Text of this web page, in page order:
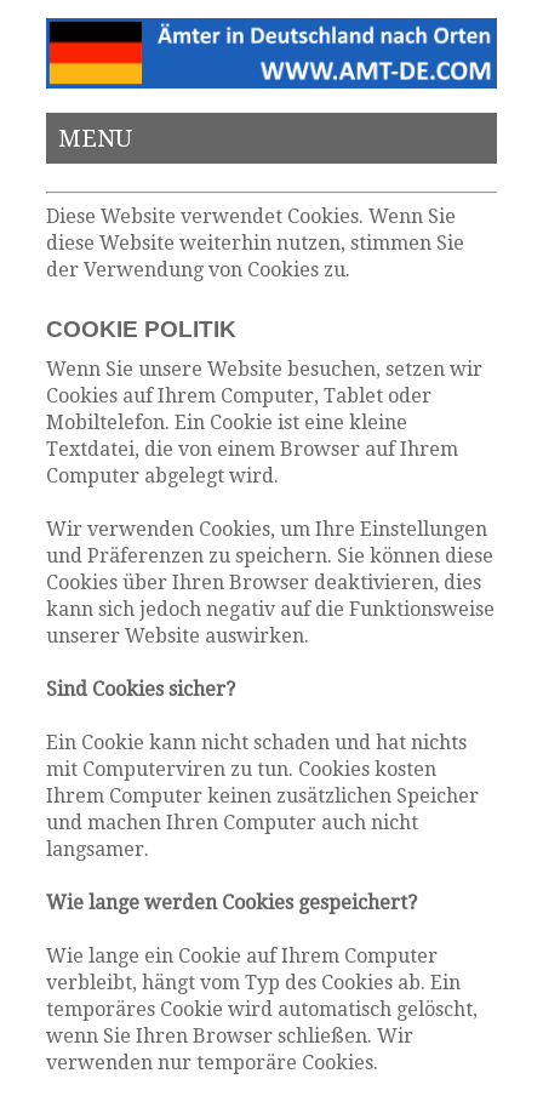
MENU
Diese Website verwendet Cookies. Wenn Sie
diese Website weiterhin nutzen, stimmen Sie
der Verwendung von Cookies zu.
COOKIE POLITIK
Wenn Sie unsere Website besuchen, setzen wir
Cookies auf Ihrem Computer, Tablet oder
Mobiltelefon. Ein Cookie ist eine kleine
Textdatei, die von einem Browser auf Ihrem
Computer abgelegt wird.
Wir verwenden Cookies, um Ihre Einstellungen
und Präferenzen zu speichern. Sie können diese
Cookies über Ihren Browser deaktivieren, dies
kann sich jedoch negativ auf die Funktionsweise
unserer Website auswirken.
Sind Cookies sicher?
Ein Cookie kann nicht schaden und hat nichts
mit Computerviren zu tun. Cookies kosten
Ihrem Computer keinen zusätzlichen Speicher
und machen Ihren Computer auch nicht
langsamer.
Wie lange werden Cookies gespeichert?
Wie lange ein Cookie auf Ihrem Computer
verbleibt, hängt vom Typ des Cookies ab. Ein
temporäres Cookie wird automatisch gelöscht,
wenn Sie Ihren Browser schließen. Wir
verwenden nur temporäre Cookies.